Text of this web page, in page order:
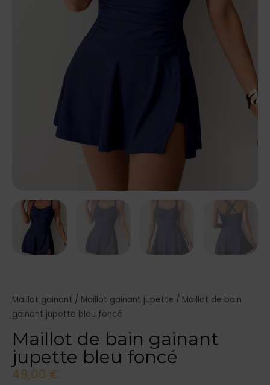
Maillot gainant / Maillot gainant jupette / Maillot de bain
gainant jupette bleu foncé
Maillot de bain gainant
jupette bleu foncé
49,00 €